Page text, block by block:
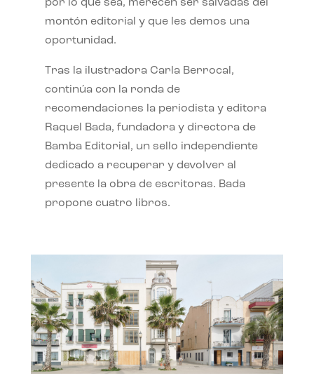
por lo que sea, merecen ser salvadas del
montón editorial y que les demos una
oportunidad.
Tras la ilustradora Carla Berrocal,
continúa con la ronda de
recomendaciones la periodista y editora
Raquel Bada, fundadora y directora de
Bamba Editorial, un sello independiente
dedicado a recuperar y devolver al
presente la obra de escritoras. Bada
propone cuatro libros.